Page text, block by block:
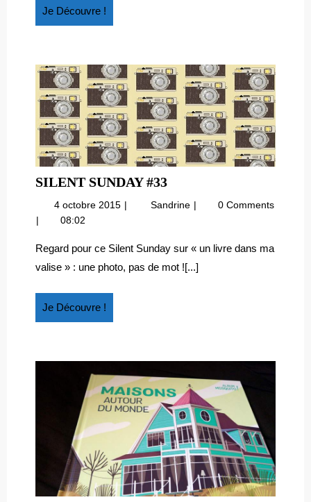
Je Découvre !
Découvre
SILENT SUNDAY #33SILENT
SUNDAY
4 octobre 2015 4
Sandrine Silent
0 Comments
08:02
Regard pour ce Silent Sunday sur « un livre dans ma
valise » : une photo, pas de mot ![...]
Je Découvre !
Découvre